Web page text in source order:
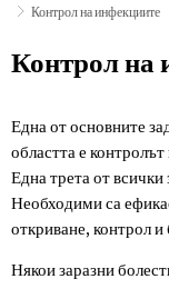
Контрол на инфекциите
Контрол
инфекциите
Контрол на
Една от основните
областта е
Една трета от
Необходими са
откриване, контрол и
Някои заразни